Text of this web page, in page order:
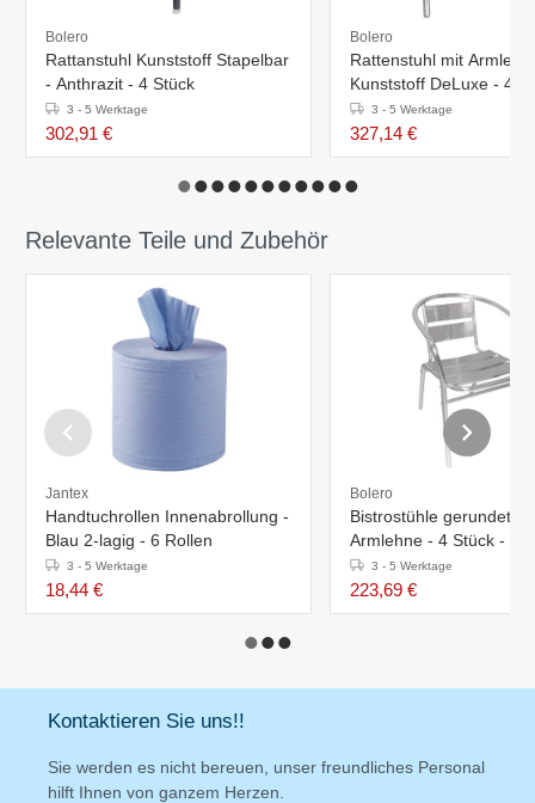
Bolero
Rattanstuhl Kunststoff Stapelbar
- Anthrazit - 4 Stück
3 - 5 Werktage
302,91 €
Bolero
Rattenstuhl mit
Kunststoff DeLuxe - 4
3 - 5 Werktage
327,14 €
Relevante Teile und Zubehör
Jantex
Handtuchrollen Innenabrollung -
Blau 2-lagig - 6 Rollen
3 - 5 Werktage
18,44 €
Bolero
Bistrostühle gerundeter
Armlehne - 4 Stück -
45cm - Aluminium
3 - 5 Werktage
223,69 €
Kontaktieren Sie uns!!
Sie werden es nicht bereuen, unser freundliches Personal
hilft Ihnen von ganzem Herzen.